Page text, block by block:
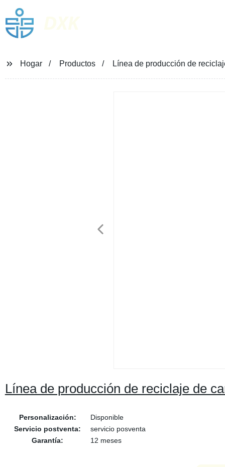
Hogar Productos Línea de producción de
Línea de producción de reciclaje de
Personalización:
Disponible
Servicio postventa:
servicio posventa
Garantía:
12 meses